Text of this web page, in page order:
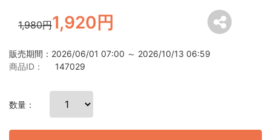
1,980円1,920円
販売期間：2026/06/01 07:00 ～ 2026/10/13 06:59
商品ID：
147029
数量：